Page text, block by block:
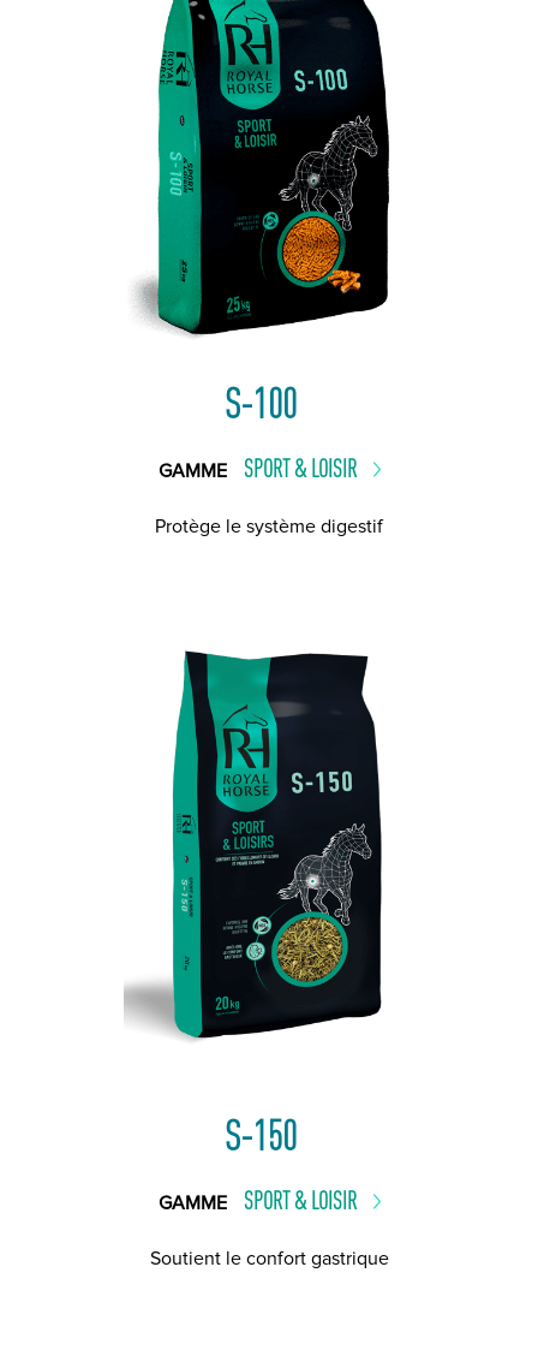
S-100
GAMME SPORT & LOISIR
Protège le système digestif
S-150
GAMME SPORT & LOISIR
Soutient le confort gastrique